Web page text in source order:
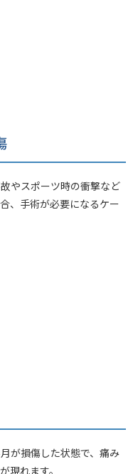
やスポーツ時の衝撃など
、手術が必要になるケー
が損傷した状態で、痛み
現れます。